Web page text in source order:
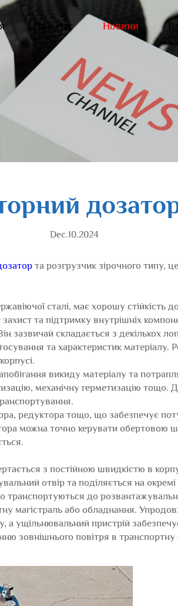
Про Нас Новини
Dec.10.2024
та розгрузчик зірочного типу,
сталі, має хорошу стійкість
та підтримку внутрішніх
зазвичай складається з декількох
та характеристик
викиду матеріалу та
механічну герметизацію тощо.
редуктора тощо, що забезпечує
можна точно керувати обертовою
з постійною швидкістю в
отвір та поділяється на
транспортуються до
магістраль або обладнання.
ущільнювальний пристрій
зовнішнього повітря в